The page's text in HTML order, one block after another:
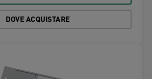
DOVE ACQUISTARE